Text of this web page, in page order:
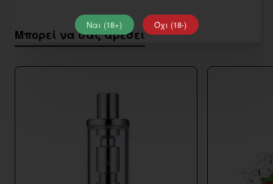
Ναι (18+) Όχι (18-)
Μπορεί να σας αρέσει